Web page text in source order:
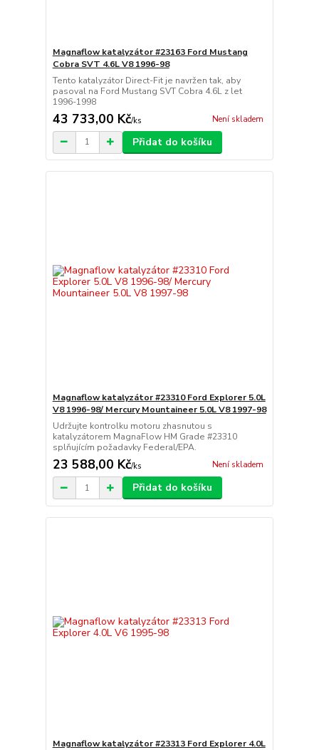
Magnaflow katalyzátor #23163 Ford Mustang
Cobra SVT 4.6L V8 1996-98
Tento katalyzátor Direct-Fit je navržen tak, aby
pasoval na Ford Mustang SVT Cobra 4.6L z let
1996-1998
43 733,00 Kč/ks Není skladem
Přidat do košíku
Magnaflow katalyzátor #23310 Ford Explorer 5.0L
V8 1996-98/ Mercury Mountaineer 5.0L V8 1997-98
Udržujte kontrolku motoru zhasnutou s
katalyzátorem MagnaFlow HM Grade #23310
splňujícím požadavky Federal/EPA.
23 588,00 Kč/ks Není skladem
Přidat do košíku
Magnaflow katalyzátor #23313 Ford Explorer 4.0L